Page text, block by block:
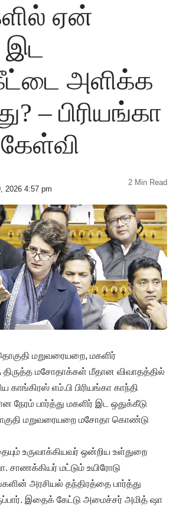
ஏன்
இட
அளிக்க
– பிரியங்கா
2026 4:57 pm
2 Min Read
மறுவரையறை, மகளிர்
திருத்த மசோதாக்கள் மீதான விவாதத்தில்
காங்கிரஸ் எம்.பி பிரியங்கா காந்தி
நேரம் பார்த்து மகளிர் இட ஒதுக்கீடு
மறுவரையறை மசோதா கொண்டு
உருவாக்கியவர் ஒன்றிய உள்துறை
சாணக்கியர் மட்டும் உயிரோடு
அரசியல் தந்திரத்தை பார்த்து
இதைக் கேட்டு அமைச்சர் அமித் ஷா